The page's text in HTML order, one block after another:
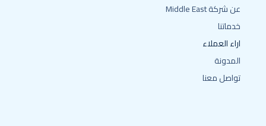
عن شركة Middle East
خدماتنا
اراء العملاء
المدونة
تواصل معنا